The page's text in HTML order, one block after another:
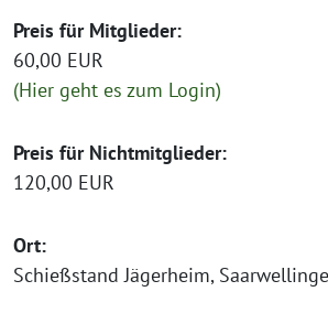
Preis für Mitglieder:
60,00 EUR
(Hier geht es zum Login)
Preis für Nichtmitglieder:
120,00 EUR
Ort:
Schießstand Jägerheim,